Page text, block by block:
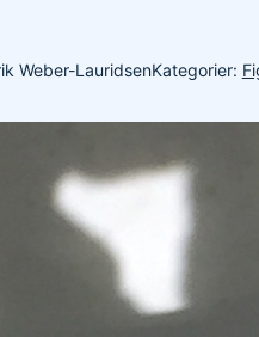
Weber-LauridsenKategorier: